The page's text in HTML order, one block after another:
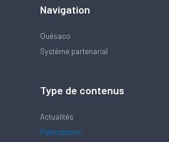
Navigation
Quésaco
Système partenarial
Type de contenus
Actualités
Publications